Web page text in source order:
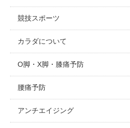
競技スポーツ
カラダについて
O脚・X脚・膝痛予防
腰痛予防
アンチエイジング